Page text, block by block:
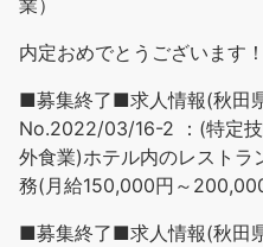
内定おめでとうございます
■募集終了■求人情報(秋田
No.2022/03/16-2 ：(特定技
外食業)ホテル内のレストラ
務(月給150,000円～
■募集終了■求人情報(秋田